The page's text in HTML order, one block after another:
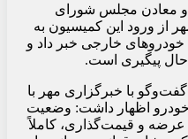
و معادن مجلس شورای
از ورود این کمیسیون به
خارجی خبر داد و
حال پیگیری است.
کنونی بازار خودرو، به‌ویژه در زمینه عرضه و قیمت‌گذاری، کاملاً